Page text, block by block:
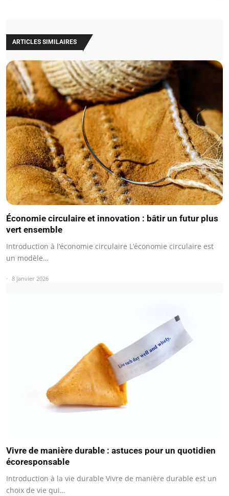
ARTICLES SIMILAIRES
Économie circulaire et innovation : bâtir un futur plus
vert ensemble
Introduction à l’économie circulaire L’économie circulaire est
un modèle…
8 janvier 2026
Vivre de manière durable : astuces pour un quotidien
écoresponsable
Introduction à la vie durable Vivre de manière durable est un
choix de vie qui…